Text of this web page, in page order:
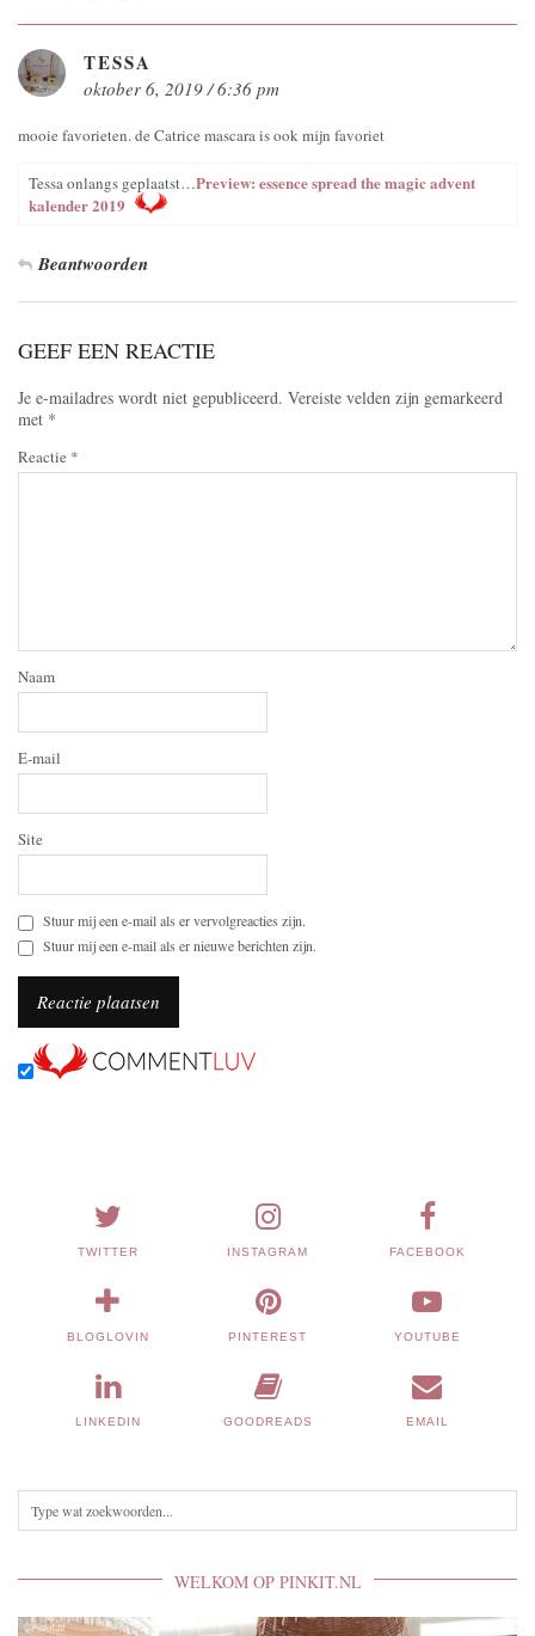
TESSA
oktober 6, 2019 / 6:36 pm
mooie favorieten. de Catrice mascara is ook mijn favoriet
Tessa onlangs geplaatst…Preview: essence spread the magic advent
kalender 2019
Beantwoorden
GEEF EEN REACTIE
Je e-mailadres wordt niet gepubliceerd. Vereiste velden zijn gemarkeerd
met *
Reactie *
Naam
E-mail
Site
Stuur mij een e-mail als er vervolgreacties zijn.
Stuur mij een e-mail als er nieuwe berichten zijn.
TWITTER INSTAGRAM FACEBOOK
BLOGLOVIN PINTEREST YOUTUBE
LINKEDIN GOODREADS EMAIL
WELKOM OP PINKIT.NL